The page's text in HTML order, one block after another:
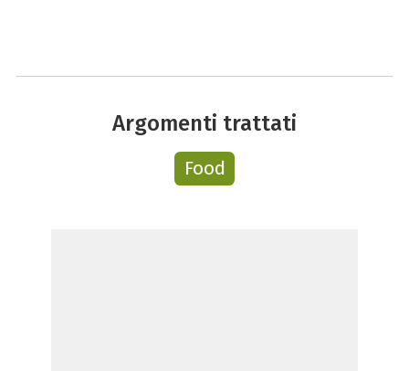
Argomenti trattati
Food